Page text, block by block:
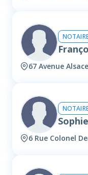
67 Avenue
6 Rue Colonel